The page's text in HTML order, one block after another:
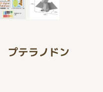
プテラノドン